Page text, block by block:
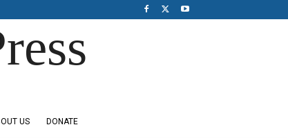
US DONATE